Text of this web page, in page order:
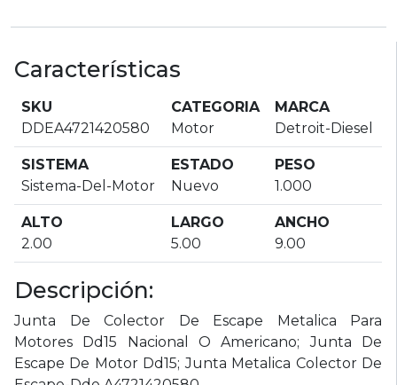
Características
SKU
DDEA4721420580
CATEGORIA
Motor
MARCA
Detroit-Diesel
SISTEMA
Sistema-Del-Motor
ESTADO
Nuevo
PESO
1.000
ALTO
2.00
LARGO
5.00
ANCHO
9.00
Descripción:
Junta De Colector De Escape Metalica Para
Motores Dd15 Nacional O Americano; Junta De
Escape De Motor Dd15; Junta Metalica Colector De